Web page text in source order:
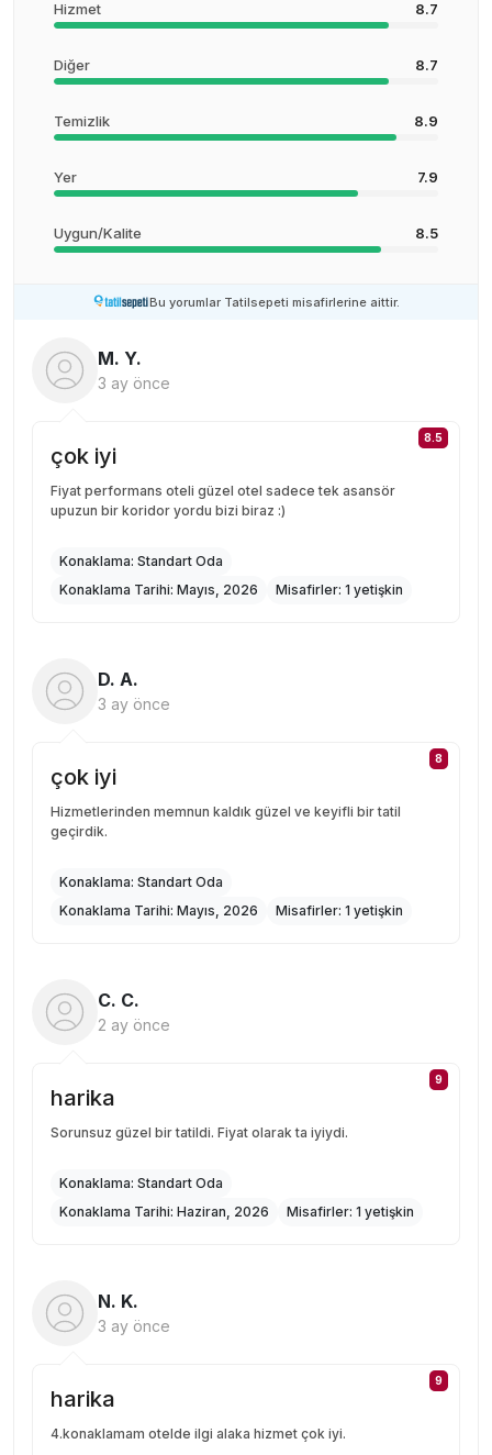
Hizmet 8.7
Diğer 8.7
Temizlik 8.9
Yer 7.9
Uygun/Kalite 8.5
Bu yorumlar Tatilsepeti misafirlerine aittir.
M. Y.
3 ay önce
8.5
çok iyi
Fiyat performans oteli güzel otel sadece tek asansör
upuzun bir koridor yordu bizi biraz :)
Konaklama: Standart Oda
Konaklama Tarihi: Mayıs, 2026 Misafirler: 1 yetişkin
D. A.
3 ay önce
8
çok iyi
Hizmetlerinden memnun kaldık güzel ve keyifli bir tatil
geçirdik.
Konaklama: Standart Oda
Konaklama Tarihi: Mayıs, 2026 Misafirler: 1 yetişkin
C. C.
2 ay önce
9
harika
Sorunsuz güzel bir tatildi. Fiyat olarak ta iyiydi.
Konaklama: Standart Oda
Konaklama Tarihi: Haziran, 2026 Misafirler: 1 yetişkin
N. K.
3 ay önce
9
harika
4.konaklamam otelde ilgi alaka hizmet çok iyi.